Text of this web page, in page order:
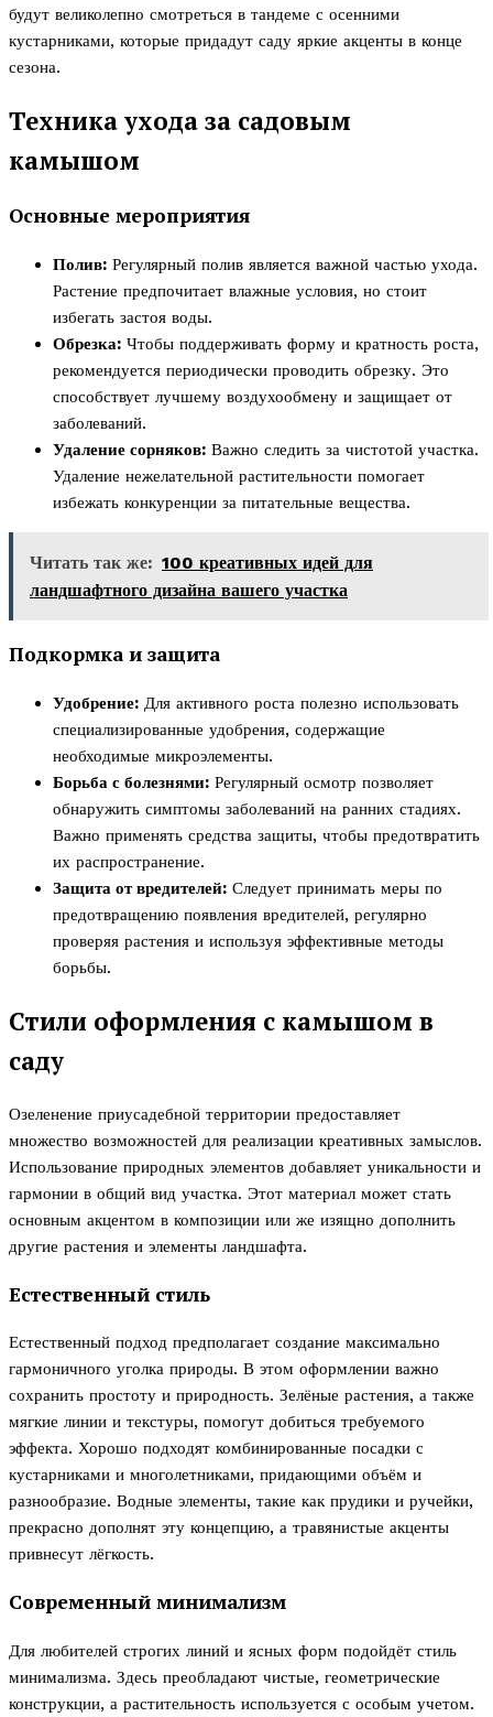
будут великолепно смотреться в тандеме с осенними
кустарниками, которые придадут саду яркие акценты в конце
сезона.
Техника ухода за садовым
камышом
Основные мероприятия
Полив: Регулярный полив является важной частью ухода.
Растение предпочитает влажные условия, но стоит
избегать застоя воды.
Обрезка: Чтобы поддерживать форму и кратность роста,
рекомендуется периодически проводить обрезку. Это
способствует лучшему воздухообмену и защищает от
заболеваний.
Удаление сорняков: Важно следить за чистотой участка.
Удаление нежелательной растительности помогает
избежать конкуренции за питательные вещества.
Читать так же: 100 креативных идей для
ландшафтного дизайна вашего участка
Подкормка и защита
Удобрение: Для активного роста полезно использовать
специализированные удобрения, содержащие
необходимые микроэлементы.
Борьба с болезнями: Регулярный осмотр позволяет
обнаружить симптомы заболеваний на ранних стадиях.
Важно применять средства защиты, чтобы предотвратить
их распространение.
Защита от вредителей: Следует принимать меры по
предотвращению появления вредителей, регулярно
проверяя растения и используя эффективные методы
борьбы.
Стили оформления с камышом в
саду
Озеленение приусадебной территории предоставляет
множество возможностей для реализации креативных замыслов.
Использование природных элементов добавляет уникальности и
гармонии в общий вид участка. Этот материал может стать
основным акцентом в композиции или же изящно дополнить
другие растения и элементы ландшафта.
Естественный стиль
Естественный подход предполагает создание максимально
гармоничного уголка природы. В этом оформлении важно
сохранить простоту и природность. Зелёные растения, а также
мягкие линии и текстуры, помогут добиться требуемого
эффекта. Хорошо подходят комбинированные посадки с
кустарниками и многолетниками, придающими объём и
разнообразие. Водные элементы, такие как прудики и ручейки,
прекрасно дополнят эту концепцию, а травянистые акценты
привнесут лёгкость.
Современный минимализм
Для любителей строгих линий и ясных форм подойдёт стиль
минимализма. Здесь преобладают чистые, геометрические
конструкции, а растительность используется с особым учетом.